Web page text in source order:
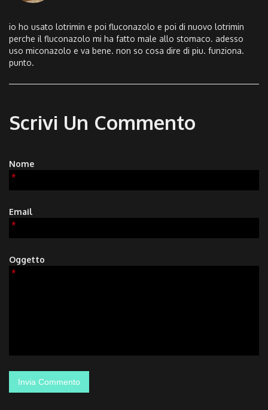
io ho usato lotrimin e poi fluconazolo e poi di nuovo lotrimin
perche il fluconazolo mi ha fatto male allo stomaco. adesso
uso miconazolo e va bene. non so cosa dire di piu. funziona.
punto.
Scrivi Un Commento
Nome
*
Email
*
Oggetto
*